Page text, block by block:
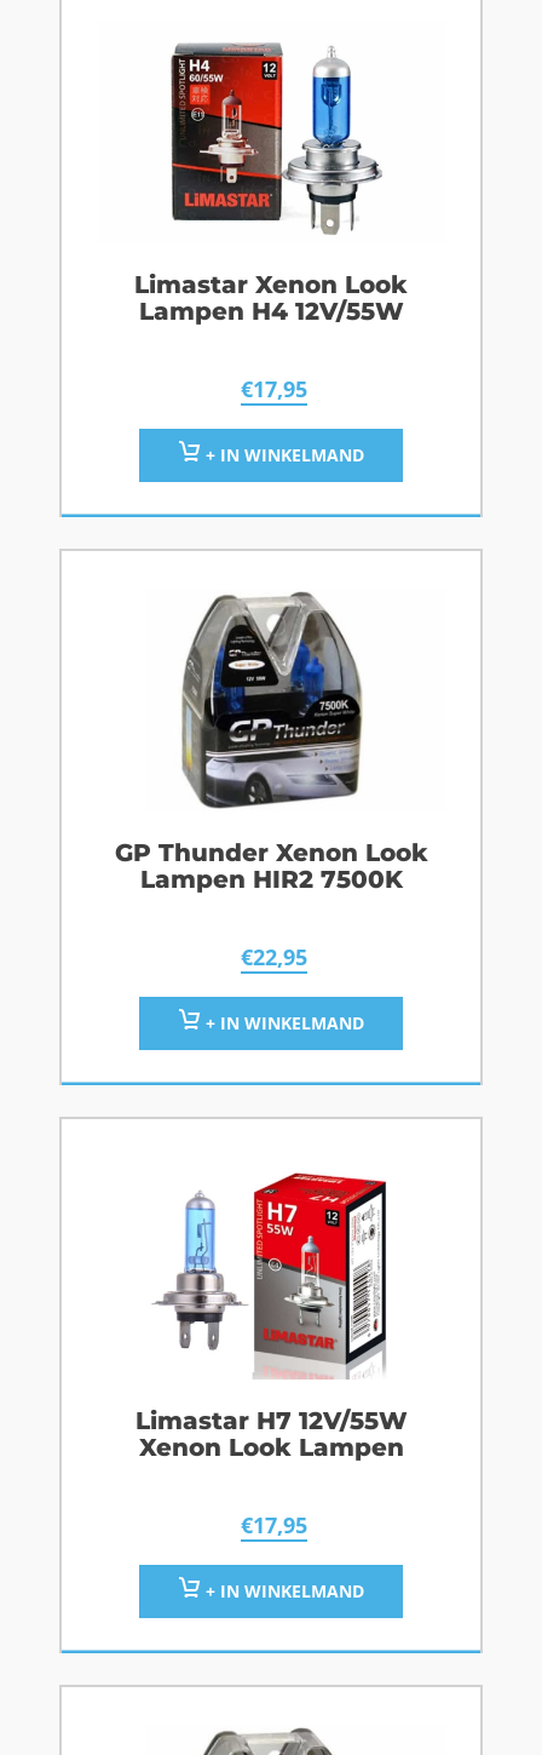
Limastar Xenon Look
Lampen H4 12V/55W
€17,95
+ IN WINKELMAND
GP Thunder Xenon Look
Lampen HIR2 7500K
€22,95
+ IN WINKELMAND
Limastar H7 12V/55W
Xenon Look Lampen
€17,95
+ IN WINKELMAND